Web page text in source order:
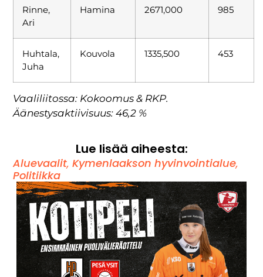
Rinne,
Ari
Hamina 2671,000 985
Huhtala,
Juha
Kouvola 1335,500 453
Vaaliliitossa: Kokoomus & RKP.
Äänestysaktiivisuus: 46,2 %
Lue lisää aiheesta:
Aluevaalit,Kymenlaakson hyvinvointialue,
Politiikka